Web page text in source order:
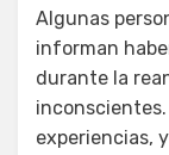
Algunas
informan
durante la
experiencias,